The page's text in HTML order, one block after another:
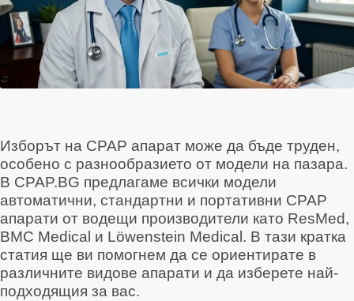
Изборът на CPAP апарат може да бъде труден,
особено с разнообразието от модели на пазара.
В CPAP.BG предлагаме всички модели
автоматични, стандартни и портативни CPAP
апарати от водещи производители като ResMed,
BMC Medical и Löwenstein Medical. В тази кратка
статия ще ви помогнем да се ориентирате в
различните видове апарати и да изберете най-
подходящия за вас.